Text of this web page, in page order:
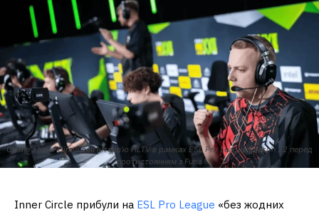
Cairne з Inner Circle дав інтерв’ю HLTV в рамках ESL Pro League Season 22 перед
протистоянням з Furia
Inner Circle прибули на ESL Pro League «без жодних